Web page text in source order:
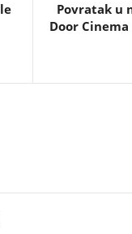
Povratak u
Door